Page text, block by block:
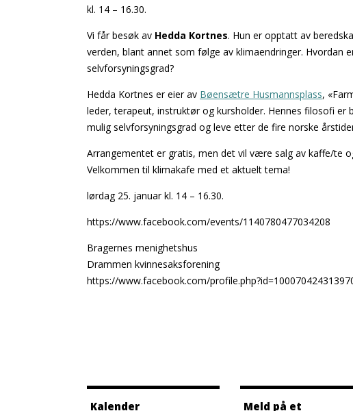
kl. 14 – 16.30.
Vi får besøk av Hedda Kortnes. Hun er opptatt av
verden, blant annet som følge av klimaendringer. Hvordan
selvforsyningsgrad?
Hedda Kortnes er eier av Bøensætre Husmannsplass,
leder, terapeut, instruktør og kursholder. Hennes filosofi
mulig selvforsyningsgrad og leve etter de fire norske
Arrangementet er gratis, men det vil være salg av kaffe/te
Velkommen til klimakafe med et aktuelt tema!
lørdag 25. januar kl. 14 – 16.30.
https://www.facebook.com/events/1140780477034208
Bragernes menighetshus
Drammen kvinnesaksforening
https://www.facebook.com/
Kalender Meld på et